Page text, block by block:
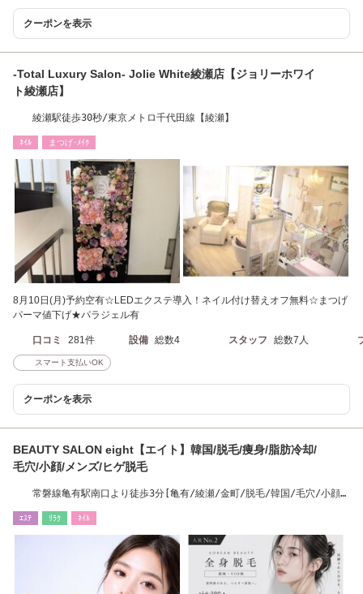
クーポンを表示
-Total Luxury Salon- Jolie White綾瀬店【ジョリーホワイ
ト綾瀬店】
綾瀬駅徒歩30秒/東京メトロ千代田線【綾瀬】
ﾈｲﾙ まつげ･ﾒｲｸ
8月10日(月)予約空有☆LEDエクステ導入！ネイル付け替えオフ無料☆まつげ
パーマ値下げ★パラジェル有
口コミ 281件 設備 総数4 スタッフ 総数7人
スマート支払いOK
クーポンを表示
BEAUTY SALON eight【エイト】韓国/脱毛/痩身/脂肪冷却/
毛穴/小顔/メンズ/ヒゲ脱毛
常磐線亀有駅南口より徒歩3分[亀有/綾瀬/金町/脱毛/韓国/毛穴/小顔/
ｴｽﾃ ﾘﾗｸ ﾈｲﾙ